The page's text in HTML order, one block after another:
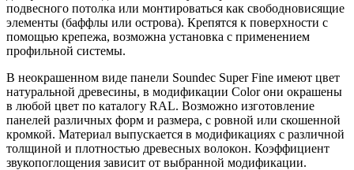
подвесного потолка или монтироваться как свободновисящие
элементы (баффлы или острова). Крепятся к поверхности с
помощью крепежа, возможна установка с применением
профильной системы.
В неокрашенном виде панели Soundec Super Fine имеют цвет
натуральной древесины, в модификации Color они окрашены
в любой цвет по каталогу RAL. Возможно изготовление
панелей различных форм и размера, с ровной или скошенной
кромкой. Материал выпускается в модификациях с различной
толщиной и плотностью древесных волокон. Коэффициент
звукопоглощения зависит от выбранной модификации.